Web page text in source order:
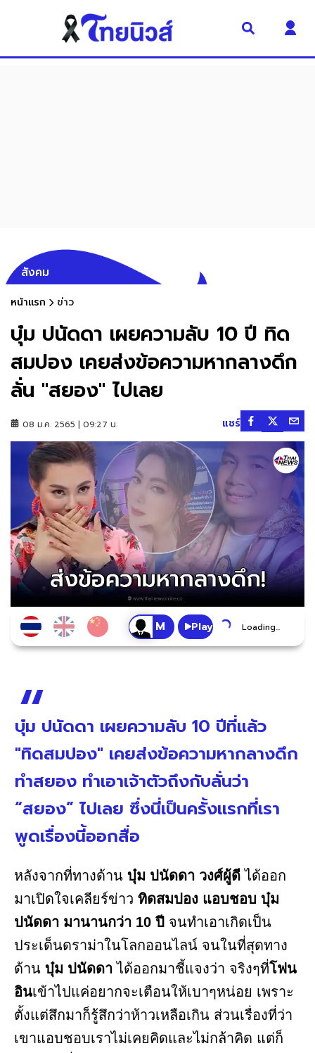
สังคม
หน้าแรก ข่าว
บุ๋ม ปนัดดา เผยความลับ 10 ปี ทิด
สมปอง เคยส่งข้อความหากลางดึก
ลั่น "สยอง" ไปเลย
08 ม.ค. 2565 | 09:27 น. แชร์
Play Loading...
บุ๋ม ปนัดดา เผยความลับ 10 ปีที่แล้ว
"ทิดสมปอง" เคยส่งข้อความหากลางดึก
ทำสยอง ทำเอาเจ้าตัวถึงกับลั่นว่า
“สยอง” ไปเลย ซึ่งนี่เป็นครั้งแรกที่เรา
พูดเรื่องนี้ออกสื่อ
หลังจากที่ทางด้าน บุ๋ม ปนัดดา วงศ์ผู้ดีได้ออก
มาเปิดใจเคลียร์ข่าว ทิดสมปอง แอบชอบ บุ๋ม
ปนัดดา มานานกว่า 10 ปี จนทำเอาเกิดเป็น
ประเด็นดราม่าในโลกออนไลน์ จนในที่สุดทาง
ด้าน บุ๋ม ปนัดดาได้ออกมาชี้แจงว่า จริงๆที่โฟน
อินเข้าไปแค่อยากจะเตือนให้เบาๆหน่อย เพราะ
ตั้งแต่สึกมาก็รู้สึกว่าห้าวเหลือเกิน ส่วนเรื่องที่ว่า
เขาแอบชอบเราไม่เคยคิดและไม่กล้าคิด แต่ก็